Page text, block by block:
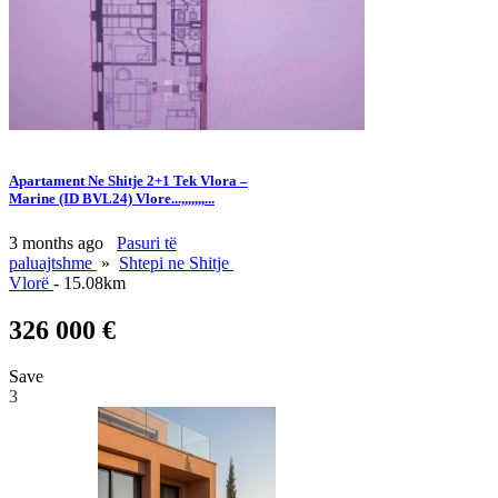
Apartament Ne Shitje 2+1 Tek Vlora –
Marine (ID BVL24) Vlore...,,,,,,,...
3 months ago
Pasuri të
paluajtshme » Shtepi ne Shitje
Vlorë - 15.08km
326 000 €
Save
3